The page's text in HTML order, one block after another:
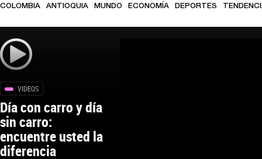
COLOMBIA ANTIOQUIA MUNDO ECONOMÍA DEPORTES
VIDEOS
Día con carro y día
sin carro:
encuentre usted la
diferencia